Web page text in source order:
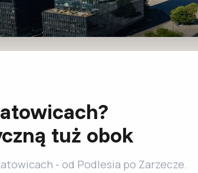
tuż obok
- od Podlesia po Zarzecze.